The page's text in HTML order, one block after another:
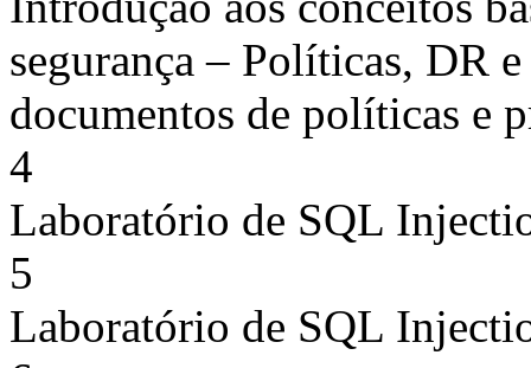
segurança – Políticas, DR
documentos de políticas e
4
Laboratório de SQL
5
Laboratório de SQL